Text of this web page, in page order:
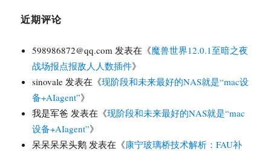
近期评论
598986872@qq.com 发表在《魔兽世界12.0.1至暗之夜
战场报点报敌人人数插件》
sinovale 发表在《现阶段和未来最好的NAS就是“mac设
备+AIagent”》
我是军爸 发表在《现阶段和未来最好的NAS就是“mac
设备+AIagent”》
呆呆呆呆头鹅 发表在《康宁玻璃桥技术解析：FAU补